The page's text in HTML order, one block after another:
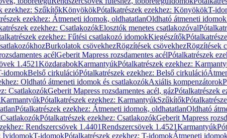
ezekhez: SzűkítőkKönyökökPótalkatrészek ezekhez: KönyökökT-
ezekhez: Átmeneti idomok, oldhatatlanOldható átmeneti
ezekhez: CsatlakozókElosztók menetes csatlakozóval
ezekhez: Fűtési csatlakozó idomokKiegészítők
Burkolatok csövekhezRögzítések csövekhezRögzítések
acélGeberit Mapress rozsdamentes acélPótalkatrészek
1.4521KözdarabokKarmantyúkPótalkatrészek ezekhez:
idomokBelső cirkulációPótalkatrészek ezekhez: Belső cirkuláció
Oldható átmeneti idomok és csatlakozókAxiális kompenzátorok
CsatlakozókGeberit Mapress rozsdamentes acél, gázPótalkatrészek
KarmantyúkPótalkatrészek ezekhez: KarmantyúkSzűkítők
Pótalkatrészek ezekhez: Átmeneti idomok, oldhatatlanOldható
CsatlakozókPótalkatrészek ezekhez: CsatlakozókGeberit Mapress
Rendszercsövek 1.4401Rendszercsövek 1.4521Karmantyúk
ÍvidomokT-idomokPótalkatrészek ezekhez: T-idomokÁtmeneti